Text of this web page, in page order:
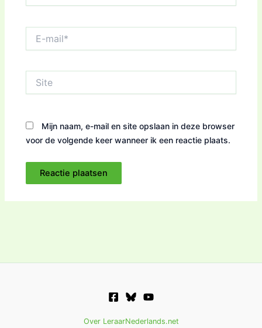
mail*
Mijn naam, e-mail en site opslaan in deze browser
voor de volgende keer wanneer ik een reactie plaats.
Over LeraarNederlands.net